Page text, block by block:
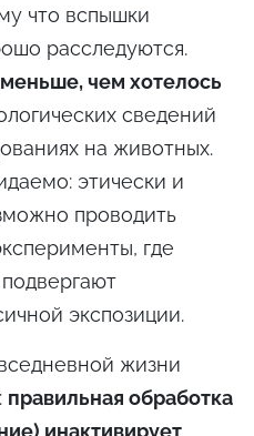
что вспышки
расследуются.
чем хотелось
сведений
на животных.
этически и
проводить
где
экспозиции.
жизни
правильная обработка
инактивирует